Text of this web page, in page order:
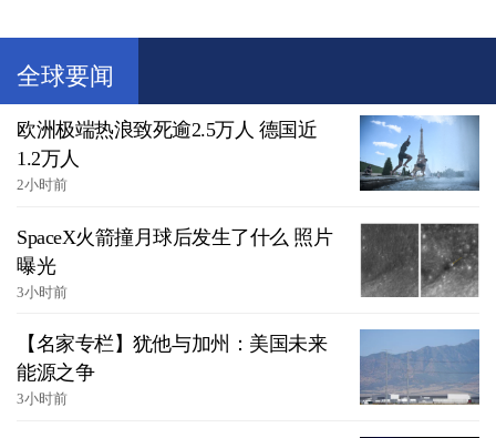
全球要闻
欧洲极端热浪致死逾2.5万人 德国近
1.2万人
2小时前
SpaceX火箭撞月球后发生了什么 照片
曝光
3小时前
【名家专栏】犹他与加州：美国未来
能源之争
3小时前